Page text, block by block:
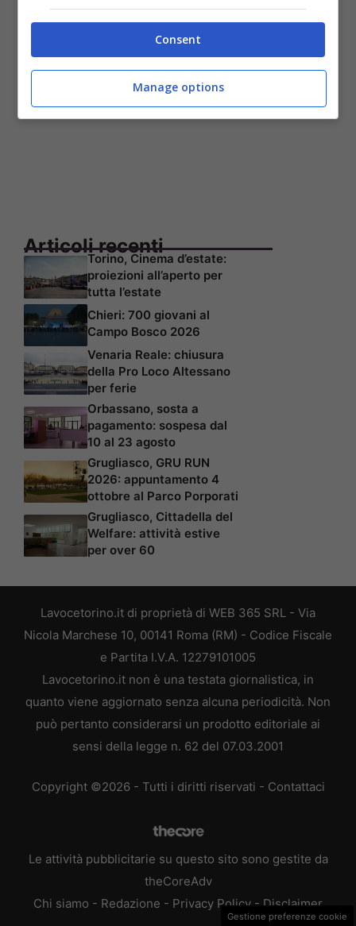
Articoli recenti
Torino, Cinema d’estate:
proiezioni all’aperto per
tutta l’estate
Chieri: 700 giovani al
Campo Bosco 2026
Venaria Reale: chiusura
della Pro Loco Altessano
per ferie
Orbassano, sosta a
pagamento: sospesa dal
10 al 23 agosto
Grugliasco, GRU RUN
2026: appuntamento 4
ottobre al Parco Porporati
Grugliasco, Cittadella del
Welfare: attività estive
per over 60
Lavocetorino.it di proprietà di WEB 365 SRL - Via
Nicola Marchese 10, 00141 Roma (RM) - Codice Fiscale
e Partita I.V.A. 12279101005
Lavocetorino.it non è una testata giornalistica, in
quanto viene aggiornato senza alcuna periodicità. Non
può pertanto considerarsi un prodotto editoriale ai
sensi della legge n. 62 del 07.03.2001
Copyright ©2026 - Tutti i diritti riservati - Contattaci
Le attività pubblicitarie su questo sito sono gestite da
theCoreAdv
Chi siamo - Redazione - Privacy Policy - Disclaimer
Gestione preferenze cookie
Consent
Manage options